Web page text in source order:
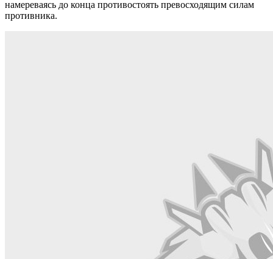
намереваясь до конца противостоять превосходящим силам
противника.